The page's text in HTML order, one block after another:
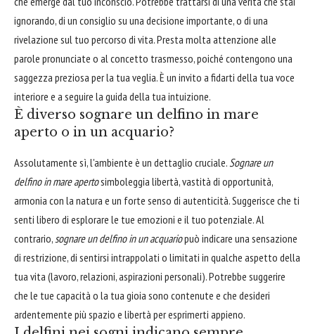
ignorando, di un consiglio su una decisione importante, o di una
rivelazione sul tuo percorso di vita. Presta molta attenzione alle
parole pronunciate o al concetto trasmesso, poiché contengono una
saggezza preziosa per la tua veglia. È un invito a fidarti della tua voce
interiore e a seguire la guida della tua intuizione.
È diverso sognare un delfino in mare
aperto o in un acquario?
Assolutamente sì, l'ambiente è un dettaglio cruciale.Sognare un
delfino in mare apertosimboleggia libertà, vastità di opportunità,
armonia con la natura e un forte senso di autenticità. Suggerisce che ti
senti libero di esplorare le tue emozioni e il tuo potenziale. Al
contrario,sognare un delfino in un acquariopuò indicare una sensazione
di restrizione, di sentirsi intrappolati o limitati in qualche aspetto della
tua vita (lavoro, relazioni, aspirazioni personali). Potrebbe suggerire
che le tue capacità o la tua gioia sono contenute e che desideri
ardentemente più spazio e libertà per esprimerti appieno.